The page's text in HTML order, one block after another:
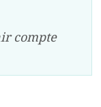
compte